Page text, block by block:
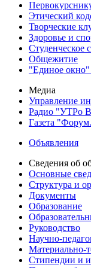
Этический
Творческие
Здоровье и
Студенческое
Общежитие
"Единое
Медиа
Управление
Радио "УТРо
Газета
Объявления
Сведения об
Основные
Структура и
Документы
Образование
Руководство
Научно-
Материально-
Стипендии и